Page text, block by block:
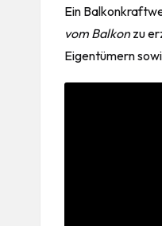
Ein
vom Balkonzu
Eigentümern